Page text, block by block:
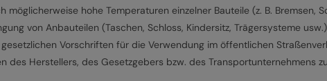
hohe Temperaturen einzelner Bauteile (z. B. Bremsen,
von Anbauteilen (Taschen, Schloss, Kindersitz, Trägersysteme
Vorschriften für die Verwendung im öffentlichen
des Herstellers, des Gesetzgebers bzw. des Transportunternehmens